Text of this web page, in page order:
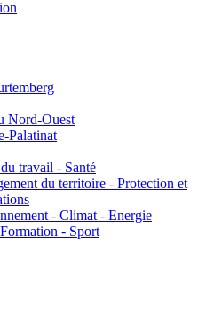
Nord-Ouest
Palatinat
travail - Santé
du territoire - Protection et
- Climat - Energie
- Sport